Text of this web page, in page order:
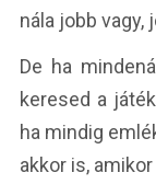
nála jobb vagy,
De ha
keresed a
ha mindig
akkor is,